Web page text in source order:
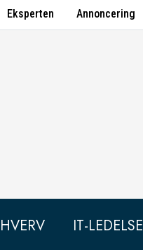
Eksperten Annoncering
IT-LEDELSE